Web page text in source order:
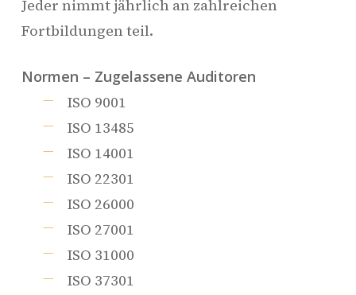
Jeder nimmt jährlich an zahlreichen
Fortbildungen teil.
Normen – Zugelassene Auditoren
ISO 9001
ISO 13485
ISO 14001
ISO 22301
ISO 26000
ISO 27001
ISO 31000
ISO 37301